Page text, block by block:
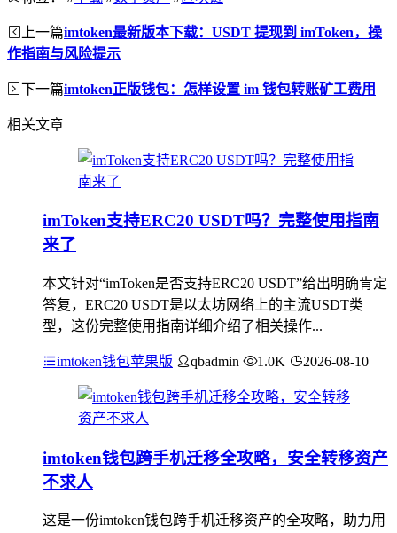
上一篇imtoken最新版本下载：USDT 提现到 imToken，操
作指南与风险提示
下一篇imtoken正版钱包：怎样设置 im 钱包转账矿工费用
相关文章
imToken支持ERC20 USDT吗？完整使用指南
来了
本文针对“imToken是否支持ERC20 USDT”给出明确肯定
答复，ERC20 USDT是以太坊网络上的主流USDT类
型，这份完整使用指南详细介绍了相关操作...
imtoken钱包苹果版 qbadmin 1.0K 2026-08-10
imtoken钱包跨手机迁移全攻略，安全转移资产
不求人
这是一份imtoken钱包跨手机迁移资产的全攻略，助力用